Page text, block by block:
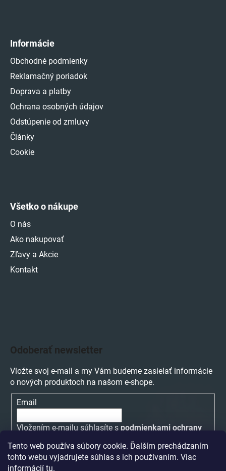
Tento web používa súbory cookie. Ďalším prechádzaním
tohto webu vyjadrujete súhlas s ich používaním. Viac
informácií tu.
Informácie
Obchodné podmienky
Reklamačný poriadok
Doprava a platby
Ochrana osobných údajov
Odstúpenie od zmluvy
Články
Cookie
Všetko o nákupe
O nás
Ako nakupovať
Zľavy a Akcie
Kontakt
Odoberať newsletter
Vložte svoj e-mail a my Vám budeme zasielať informácie
o nových produktoch na našom e-shope.
Email
Vložením e-mailu súhlasíte s podmienkami ochrany
PRIHLÁSIŤ SA